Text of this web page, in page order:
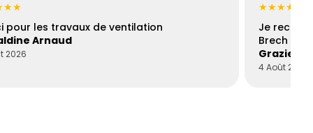
pour les travaux de ventilation
Arnaud
2026
★★★★★
Je
Brech est
Graziella
4 Août 2026